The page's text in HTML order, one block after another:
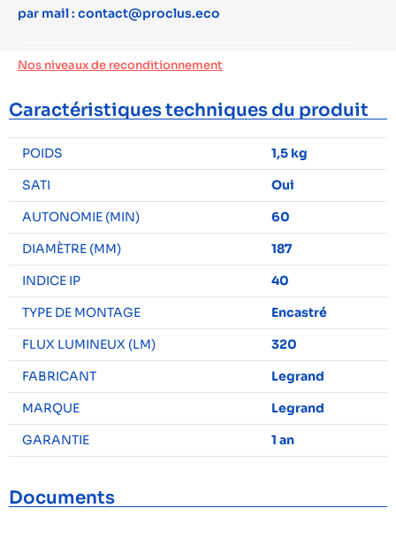
par mail : contact@proclus.eco
Nos niveaux de reconditionnement
Caractéristiques techniques du produit
POIDS
1,5 kg
SATI
Oui
AUTONOMIE (MIN)
60
DIAMÈTRE (MM)
187
INDICE IP
40
TYPE DE MONTAGE
Encastré
FLUX LUMINEUX (LM)
320
FABRICANT
Legrand
MARQUE
Legrand
GARANTIE
1 an
Documents